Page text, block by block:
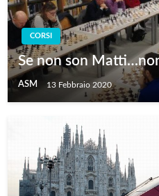
CORSI
Se non son
ASM 13 Febbraio 2020